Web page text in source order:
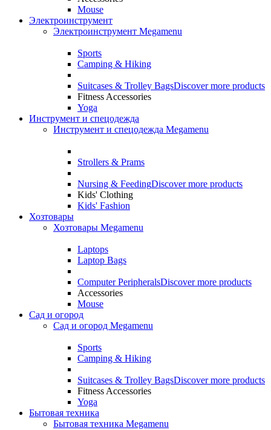
Mouse
Электроинструмент
Электроинструмент Megamenu
Sports
Camping & Hiking
Suitcases & Trolley BagsDiscover more products
Fitness Accessories
Yoga
Инструмент и спецодежда
Инструмент и спецодежда Megamenu
Strollers & Prams
Nursing & FeedingDiscover more products
Kids' Clothing
Kids' Fashion
Хозтовары
Хозтовары Megamenu
Laptops
Laptop Bags
Computer PeripheralsDiscover more products
Accessories
Mouse
Сад и огород
Сад и огород Megamenu
Sports
Camping & Hiking
Suitcases & Trolley BagsDiscover more products
Fitness Accessories
Yoga
Бытовая техника
Бытовая техника Megamenu